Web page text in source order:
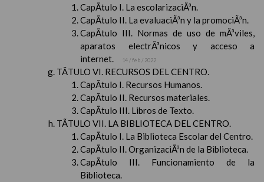
CapÃ­tulo I. La escolarizaciÃ³n.
CapÃ­tulo II. La evaluaciÃ³n y la promociÃ³n.
CapÃ­tulo III. Normas de uso de mÃ³viles,
aparatos electrÃ³nicos y acceso a
internet.
14 / feb / 2022
TÃTULO VI. RECURSOS DEL CENTRO.
CapÃ­tulo I. Recursos Humanos.
CapÃ­tulo II. Recursos materiales.
CapÃ­tulo III. Libros de Texto.
TÃTULO VII. LA BIBLIOTECA DEL CENTRO.
CapÃ­tulo I. La Biblioteca Escolar del Centro.
CapÃ­tulo II. OrganizaciÃ³n de la Biblioteca.
CapÃ­tulo III. Funcionamiento de la
Biblioteca.